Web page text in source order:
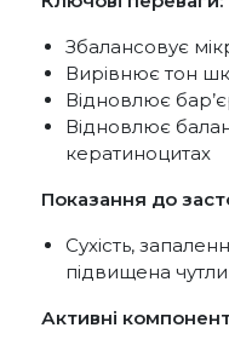
Збалансовує
Вирівнює тон
Відновлює
Відновлює
кератиноцитах
Показання до
Сухість,
підвищена
Активні